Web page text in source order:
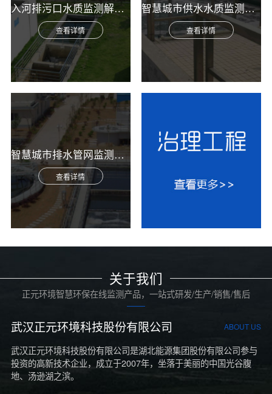
入河排污口水质监测解决方案
查看详情
智慧城市供水水质监测综合解决方案
查看详情
智慧城市排水管网监测综合解决方案
查看详情
关于我们
正元环境智慧环保在线监测产品，一站式研发/生产/销售/售后
武汉正元环境科技股份有限公司 ABOUT US
武汉正元环境科技股份有限公司是湖北能源集团股份有限公司参与
投资的高新技术企业，成立于2007年，坐落于美丽的中国光谷腹
地、汤逊湖之滨。